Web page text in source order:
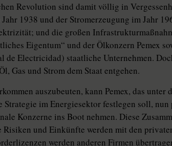
Revolution sind damit völlig in
1938 und der Stromerzeugung im Jahr
und die großen
Eigentum“ und der Ölkonzern Pemex
de Electricidad) staatliche Unternehmen.
Gas und Strom dem Staat entgehen.
auszubeuten, kann Pemex, das unter
im Energiesektor festlegen soll, nun
Konzerne ins Boot nehmen. Diese
und Einkünfte werden mit den
werden anderen Firmen